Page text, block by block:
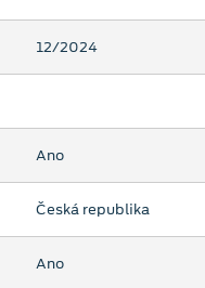
12/2024
Ano
Česká republika
Ano